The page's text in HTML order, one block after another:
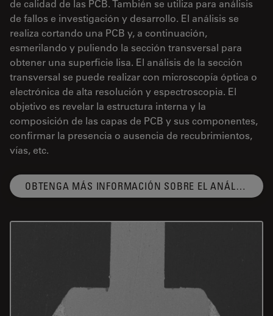
de calidad de las PCB. También se utiliza para análisis
de fallos e investigación y desarrollo. El análisis se
realiza cortando una PCB y, a continuación,
esmerilando y puliendo la sección transversal para
obtener una superficie lisa. El análisis de la sección
transversal se puede realizar con microscopía óptica o
electrónica de alta resolución y espectroscopia. El
objetivo es revelar la estructura interna y la
composición de las capas de PCB y sus componentes,
confirmar la presencia o ausencia de recubrimientos,
vías, etc.
OBTENGA MÁS INFORMACIÓN SOBRE EL ANÁLISIS DE SECCIÓN TRANSVERSAL